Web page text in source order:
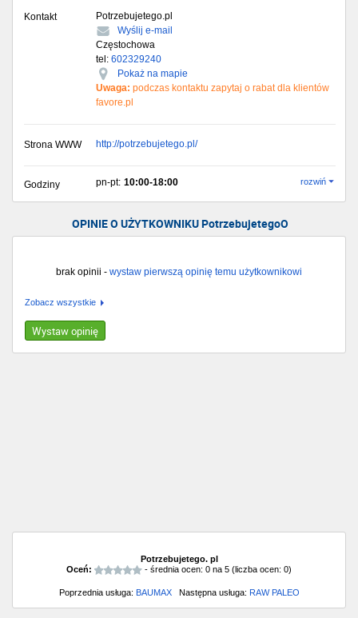
Kontakt
Potrzebujetego.pl
Wyślij e-mail
Częstochowa
tel: 602329240
Pokaż na mapie
Uwaga: podczas kontaktu zapytaj o rabat dla klientów
favore.pl
Strona WWW http://potrzebujetego.pl/
Godziny pn-pt: 10:00-18:00 rozwiń
OPINIE O UŻYTKOWNIKU PotrzebujetegoO
brak opinii - wystaw pierwszą opinię temu użytkownikowi
Zobacz wszystkie
Wystaw opinię
Potrzebujetego. pl
Oceń:
- średnia ocen: 0 na 5 (liczba ocen: 0)
Poprzednia usługa: BAUMAXNastępna usługa: RAW PALEO